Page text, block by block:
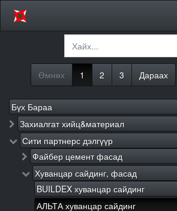
Өмнөх 1 2 3 Дараах
Бүх Бараа
Захиалгат хийц&материал
Сити партнерс дэлгүүр
Файбер цемент фасад
Хуванцар сайдинг, фасад
BUILDEX хуванцар сайдинг
АЛЬТА хуванцар сайдинг